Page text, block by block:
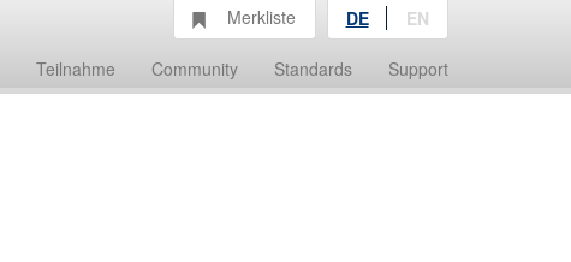
Teilnahme Community Standards Support
Merkliste DE EN